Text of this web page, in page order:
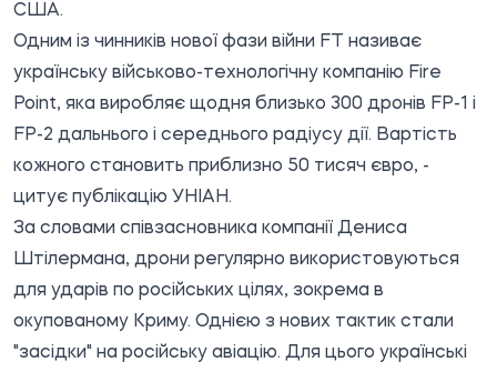
США.
Одним із чинників нової фази війни FT називає
українську військово-технологічну компанію Fire
Point, яка виробляє щодня близько 300 дронів FP-1 і
FP-2 дальнього і середнього радіусу дії. Вартість
кожного становить приблизно 50 тисяч євро, -
цитує публікацію УНІАН.
За словами співзасновника компанії Дениса
Штілермана, дрони регулярно використовуються
для ударів по російських цілях, зокрема в
окупованому Криму. Однією з нових тактик стали
"засідки" на російську авіацію. Для цього українські